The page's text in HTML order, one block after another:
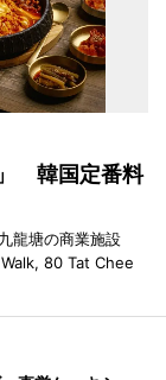
韓国定番料
龍塘の商業施設
80 Tat Chee